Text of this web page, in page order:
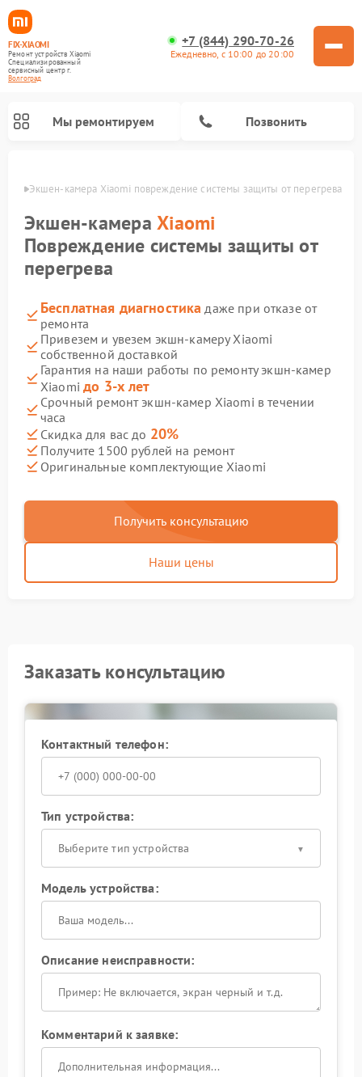
FIX-XIAOMI
Ремонт устройств Xiaomi
Специализированный
cервисный центр г.
Волгоград
+7 (844) 290-70-26
Ежедневно, с 10:00 до 20:00
Мы ремонтируем Позвонить
Экшен-камера Xiaomi повреждение системы защиты от перегрева
Экшен-камераXiaomi
Повреждение системы защиты от
перегрева
Бесплатная диагностика даже при отказе от
ремонта
Привезем и увезем экшн-камеру Xiaomi
собственной доставкой
Гарантия на наши работы по ремонту экшн-камер
Xiaomiдо 3-х лет
Срочный ремонт экшн-камер Xiaomi в течении
часа
Скидка для вас до 20%
Получите 1500 рублей на ремонт
Оригинальные комплектующие Xiaomi
Получить консультацию
Наши цены
Заказать консультацию
Контактный телефон:
Тип устройства:
Выберите тип устройства
Модель устройства:
Описание неисправности:
Комментарий к заявке: